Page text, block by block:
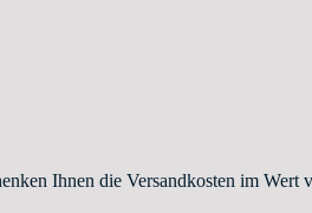
Ihnen die Versandkosten im Wert